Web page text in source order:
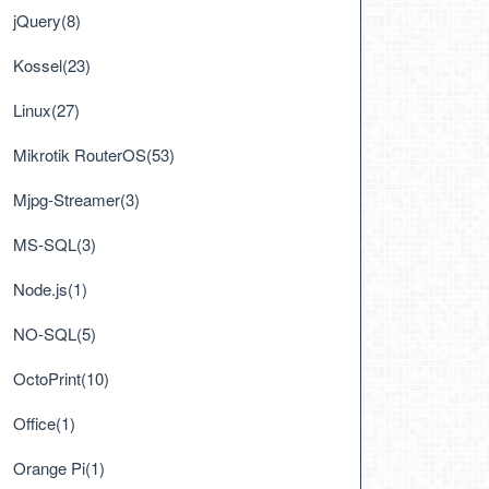
jQuery(8)
Kossel(23)
Linux(27)
Mikrotik RouterOS(53)
Mjpg-Streamer(3)
MS-SQL(3)
Node.js(1)
NO-SQL(5)
OctoPrint(10)
Office(1)
Orange Pi(1)